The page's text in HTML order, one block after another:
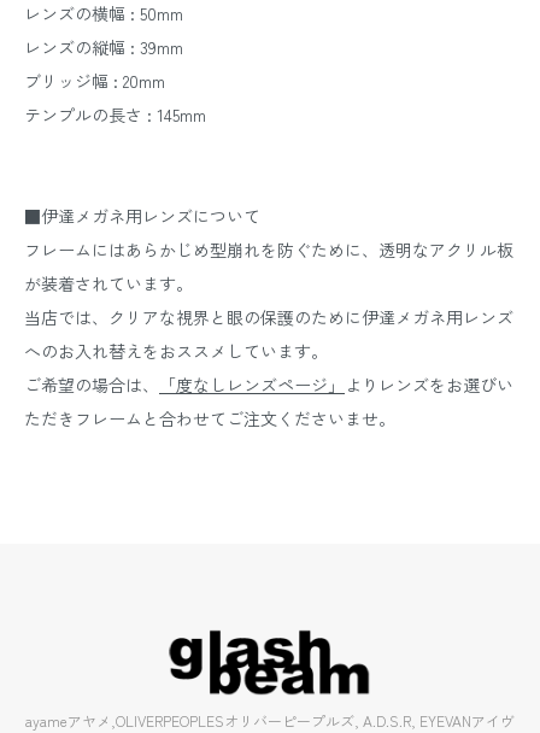
レンズの横幅 : 50mm
レンズの縦幅 : 39mm
ブリッジ幅 : 20mm
テンプルの長さ : 145mm
■伊達メガネ用レンズについて
フレームにはあらかじめ型崩れを防ぐために、透明なアクリル板
が装着されています。
当店では、クリアな視界と眼の保護のために伊達メガネ用レンズ
へのお入れ替えをおススメしています。
ご希望の場合は、
「度なしレンズページ」 よりレンズをお選びい
ただきフレームと合わせてご注文くださいませ。
ayameアヤメ,OLIVERPEOPLESオリバーピープルズ, A.D.S.R, EYEVANアイヴ